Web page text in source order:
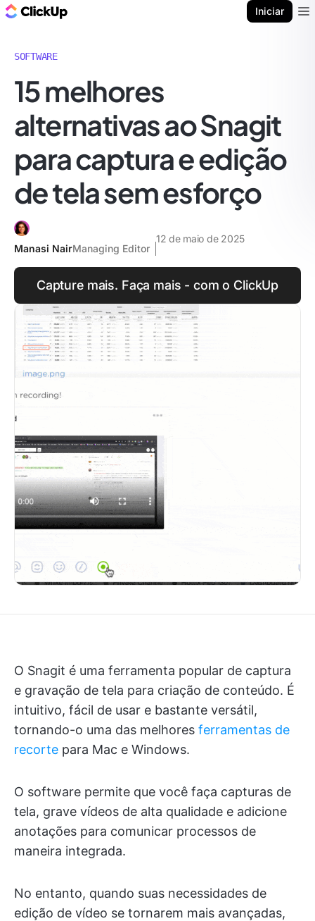
Iniciar
SOFTWARE
15 melhores
alternativas ao Snagit
para captura e edição
de tela sem esforço
Manasi NairManaging Editor
12 de maio de 2025
Capture mais. Faça mais - com o ClickUp
O Snagit é uma ferramenta popular de captura
e gravação de tela para criação de conteúdo. É
intuitivo, fácil de usar e bastante versátil,
tornando-o uma das melhores ferramentas de
recorte para Mac e Windows.
O software permite que você faça capturas de
tela, grave vídeos de alta qualidade e adicione
anotações para comunicar processos de
maneira integrada.
No entanto, quando suas necessidades de
edição de vídeo se tornarem mais avançadas,